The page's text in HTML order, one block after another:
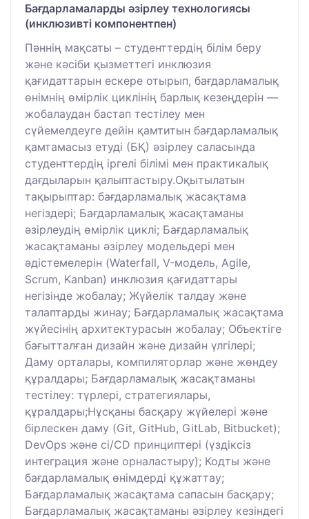
Бағдарламаларды әзірлеу технологиясы
(инклюзивті компонентпен)
Пәннің мақсаты – студенттердің білім беру
және кәсіби қызметтегі инклюзия
қағидаттарын ескере отырып, бағдарламалық
өнімнің өмірлік циклінің барлық кезеңдерін —
жобалаудан бастап тестілеу мен
сүйемелдеуге дейін қамтитын бағдарламалық
қамтамасыз етуді (БҚ) әзірлеу саласында
студенттердің іргелі білімі мен практикалық
дағдыларын қалыптастыру.Оқытылатын
тақырыптар: бағдарламалық жасақтама
негіздері; Бағдарламалық жасақтаманы
әзірлеудің өмірлік циклі; Бағдарламалық
жасақтаманы әзірлеу модельдері мен
әдістемелерін (Waterfall, V-модель, Agile,
Scrum, Kanban) инклюзия қағидаттары
негізінде жобалау; Жүйелік талдау және
талаптарды жинау; Бағдарламалық жасақтама
жүйесінің архитектурасын жобалау; Объектіге
бағытталған дизайн және дизайн үлгілері;
Даму орталары, компиляторлар және жөндеу
құралдары; Бағдарламалық жасақтаманы
тестілеу: түрлері, стратегиялары,
құралдары;Нұсқаны басқару жүйелері және
бірлескен даму (Git, GitHub, GitLab, Bitbucket);
DevOps және ci/CD принциптері (үздіксіз
интеграция және орналастыру); Кодты және
бағдарламалық өнімдерді құжаттау;
Бағдарламалық жасақтама сапасын басқару;
Бағдарламалық жасақтаманы әзірлеу кезіндегі